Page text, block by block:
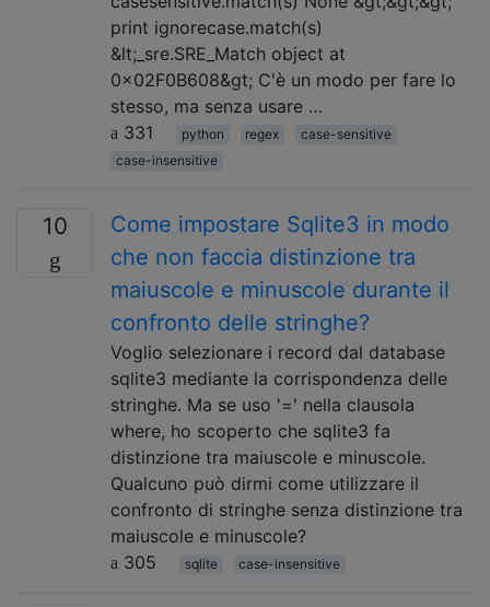
print ignorecase.match(s)
&lt;_sre.SRE_Match object at
0x02F0B608&gt; C'è un modo per fare lo
stesso, ma senza usare …
331
python regex
case-sensitive
case-insensitive
10
Come impostare Sqlite3 in modo
che non faccia distinzione tra
maiuscole e minuscole durante il
confronto delle stringhe?
Voglio selezionare i record dal database
sqlite3 mediante la corrispondenza delle
stringhe. Ma se uso '=' nella clausola
where, ho scoperto che sqlite3 fa
distinzione tra maiuscole e minuscole.
Qualcuno può dirmi come utilizzare il
confronto di stringhe senza distinzione tra
maiuscole e minuscole?
305
sqlite case-insensitive